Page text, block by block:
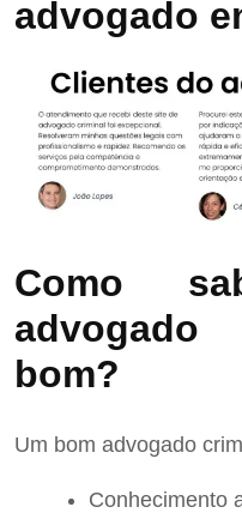
advogado
Como
advogado
bom?
Um bom advogado
Conhecimento